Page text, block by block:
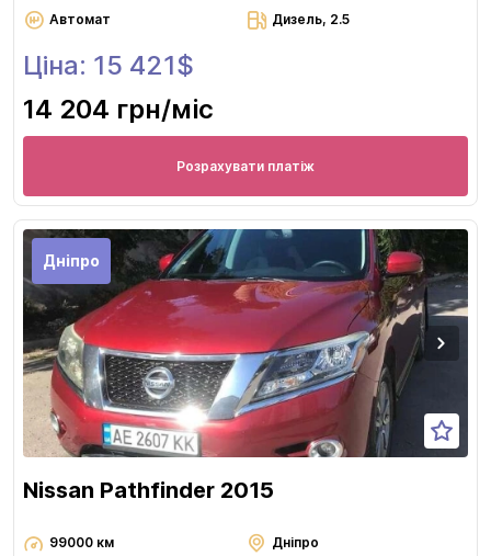
Автомат
Дизель, 2.5
Ціна: 15 421$
14 204 грн/міс
Розрахувати платіж
Дніпро
Nissan Pathfinder 2015
99000 км Дніпро